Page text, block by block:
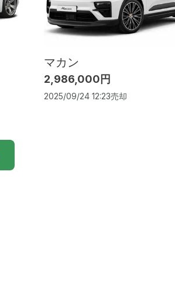
マカン
2,986,000円
2025/09/24 12:23売却